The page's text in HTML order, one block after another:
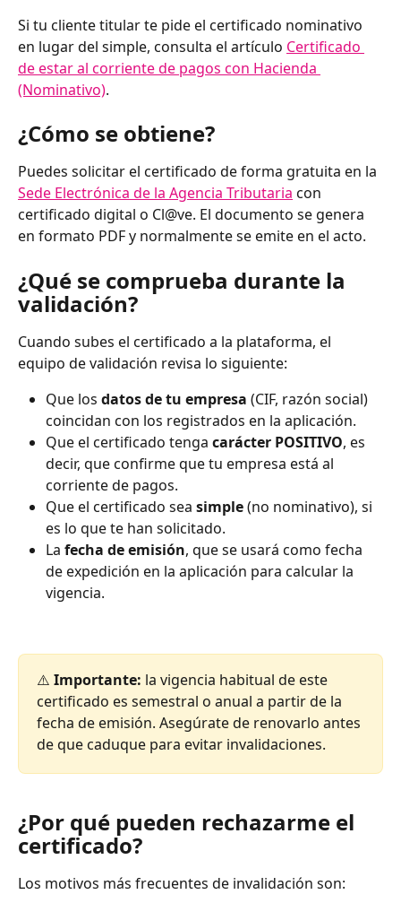
Si tu cliente titular te pide el certificado nominativo
en lugar del simple, consulta el artículo Certificado
de estar al corriente de pagos con Hacienda
(Nominativo).
¿Cómo se obtiene?
Puedes solicitar el certificado de forma gratuita en la
Sede Electrónica de la Agencia Tributaria con
certificado digital o Cl@ve. El documento se genera
en formato PDF y normalmente se emite en el acto.
¿Qué se comprueba durante la
validación?
Cuando subes el certificado a la plataforma, el
equipo de validación revisa lo siguiente:
Que los datos de tu empresa (CIF, razón social)
coincidan con los registrados en la aplicación.
Que el certificado tenga carácter POSITIVO, es
decir, que confirme que tu empresa está al
corriente de pagos.
Que el certificado sea simple (no nominativo), si
es lo que te han solicitado.
La fecha de emisión, que se usará como fecha
de expedición en la aplicación para calcular la
vigencia.
⚠️ Importante: la vigencia habitual de este
certificado es semestral o anual a partir de la
fecha de emisión. Asegúrate de renovarlo antes
de que caduque para evitar invalidaciones.
¿Por qué pueden rechazarme el
certificado?
Los motivos más frecuentes de invalidación son: